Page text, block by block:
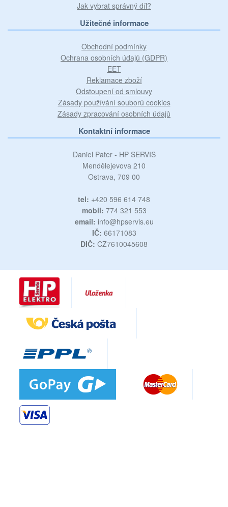
Jak vybrat správný díl?
Užitečné informace
Obchodní podmínky
Ochrana osobních údajů (GDPR)
EET
Reklamace zboží
Odstoupení od smlouvy
Zásady používání souborů cookies
Zásady zpracování osobních údajů
Kontaktní informace
Daniel Pater - HP SERVIS
Mendělejevova 210
Ostrava, 709 00
tel: +420 596 614 748
mobil: 774 321 553
email: info@hpservis.eu
IČ: 66171083
DIČ: CZ7610045608